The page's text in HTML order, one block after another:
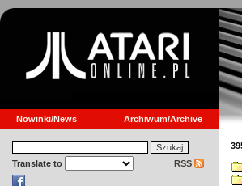
Nowinki/News Archiwum/Archive
Translate to RSS